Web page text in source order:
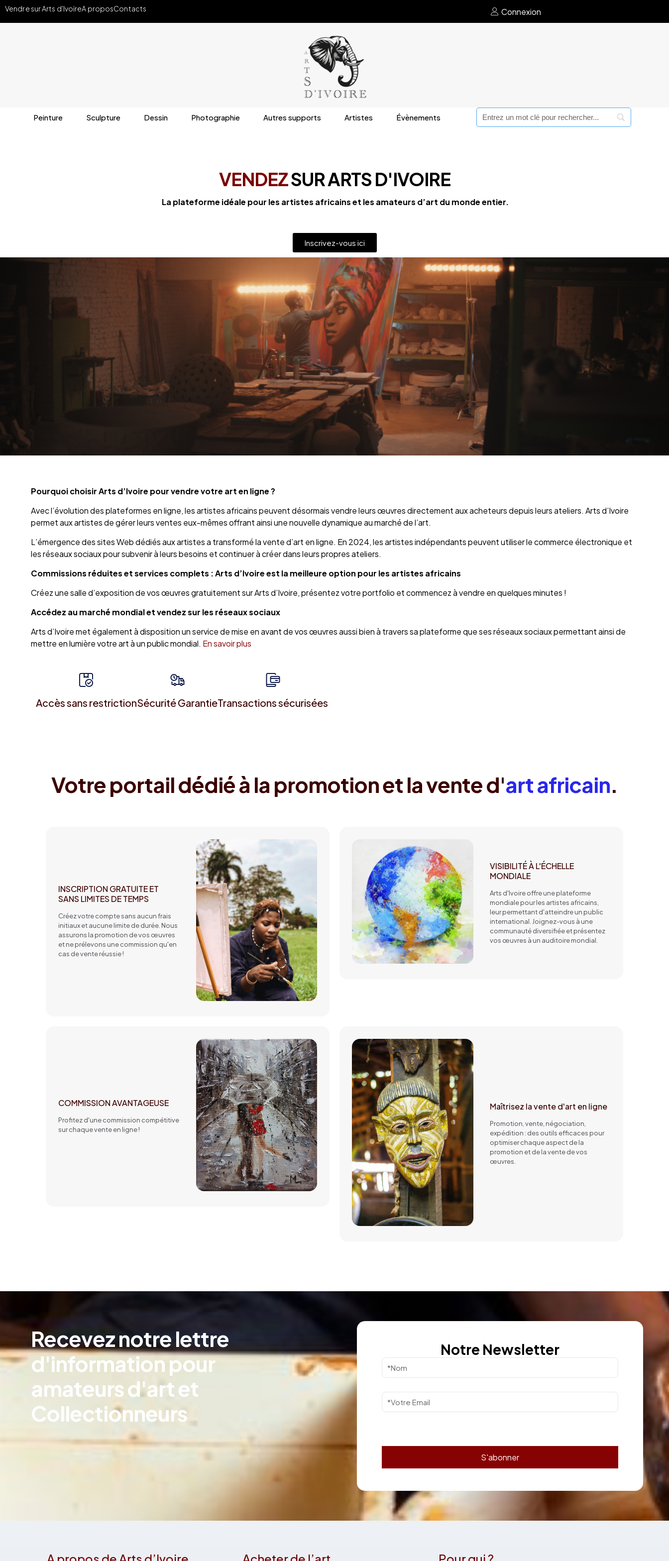
Vendre sur Arts d'IvoireA proposContacts Connexion
Peinture Sculpture Dessin Photographie Autres supports Artistes Évènements
VENDEZSUR ARTS D'IVOIRE
La plateforme idéale pour les artistes africains et les amateurs d’art du monde entier.
Inscrivez-vous ici
Pourquoi choisir Arts d’Ivoire pour vendre votre art en ligne ?
Avec l’évolution des plateformes en ligne, les artistes africains peuvent désormais vendre leurs œuvres directement aux acheteurs depuis leurs ateliers. Arts d’Ivoire
permet aux artistes de gérer leurs ventes eux-mêmes offrant ainsi une nouvelle dynamique au marché de l’art.
L’émergence des sites Web dédiés aux artistes a transformé la vente d’art en ligne. En 2024, les artistes indépendants peuvent utiliser le commerce électronique et
les réseaux sociaux pour subvenir à leurs besoins et continuer à créer dans leurs propres ateliers.
Commissions réduites et services complets : Arts d’Ivoire est la meilleure option pour les artistes africains
Créez une salle d’exposition de vos œuvres gratuitement sur Arts d’Ivoire, présentez votre portfolio et commencez à vendre en quelques minutes !
Accédez au marché mondial et vendez sur les réseaux sociaux
Arts d’Ivoire met également à disposition un service de mise en avant de vos œuvres aussi bien à travers sa plateforme que ses réseaux sociaux permettant ainsi de
mettre en lumière votre art à un public mondial. En savoir plus
Accès sans restrictionSécurité GarantieTransactions sécurisées
Votre portail dédié à la promotion et la vente d'art africain.
INSCRIPTION GRATUITE ET
SANS LIMITES DE TEMPS
Créez votre compte sans aucun frais
initiaux et aucune limite de durée. Nous
assurons la promotion de vos œuvres
et ne prélevons une commission qu'en
cas de vente réussie !
VISIBILITÉ À L'ÉCHELLE
MONDIALE
Arts d'Ivoire offre une plateforme
mondiale pour les artistes africains,
leur permettant d'atteindre un public
international. Joignez-vous à une
communauté diversifiée et présentez
vos œuvres à un auditoire mondial.
COMMISSION AVANTAGEUSE
Profitez d'une commission compétitive
sur chaque vente en ligne !
Maîtrisez la vente d'art en ligne
Promotion, vente, négociation,
expédition : des outils efficaces pour
optimiser chaque aspect de la
promotion et de la vente de vos
œuvres.
Recevez notre lettre
d'information pour
amateurs d'art et
Collectionneurs
Notre Newsletter